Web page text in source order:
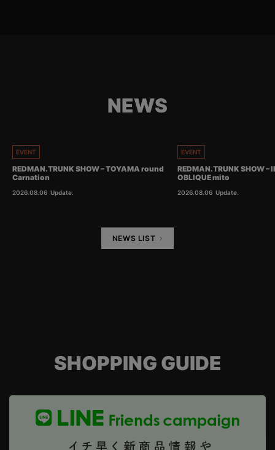
NEWS
EVENT
REDMAN.TRUNK SHOW – TOYAMA round
Carnation
2026.08.06 Update.
EVENT
REDMAN.TRUNK SHOW
OBLIQUE mito
2026.08.06 Update.
NEWS LIST
SHOPPING GUIDE